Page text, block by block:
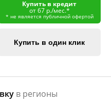
Купить в кредит
от 67 р./мес.*
* не является публичной офертой
Купить в один клик
в регионы